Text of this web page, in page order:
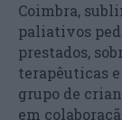
Coimbra,
paliativos
prestados,
terapêuticas
grupo de
em